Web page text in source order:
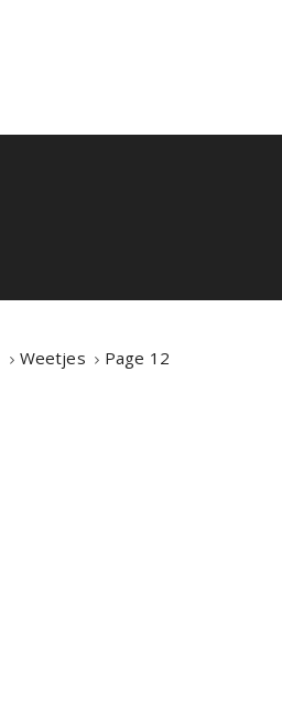
Weetjes Page 12